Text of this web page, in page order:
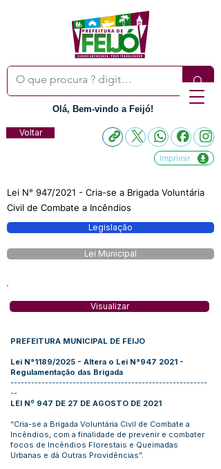
Olá, Bem-vindo a Feijó!
Voltar
Imprimir
Lei N° 947/2021 - Cria-se a Brigada Voluntária
Civil de Combate a Incêndios
Legislação
Lei Municipal
Visualizar
PREFEITURA MUNICIPAL DE FEIJO
Lei N°1189/2025 - Altera o Lei N°947 2021 -
Regulamentação das Brigada
---------------------------------------------------------
--
LEI Nº 947 DE 27 DE AGOSTO DE 2021
“Cria-se a Brigada Voluntária Civil de Combate a
Incêndios, com a finalidade de prevenir e combater
focos de Incêndios Florestais e Queimadas
Urbanas e dá Outras Providências”.